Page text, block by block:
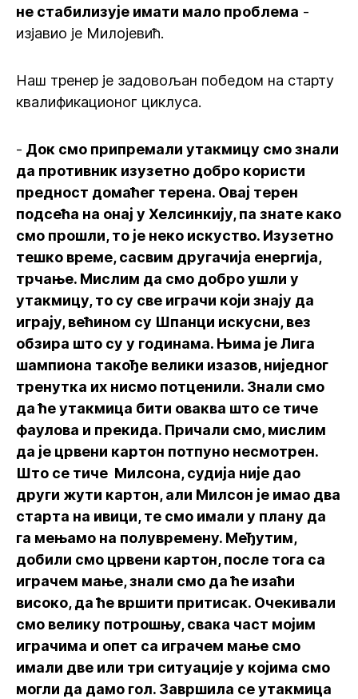
не стабилизује имати мало проблема -
изјавио је Милојевић.
Наш тренер је задовољан победом на старту
квалификационог циклуса.
- Док смо припремали утакмицу смо знали
да противник изузетно добро користи
предност домаћег терена. Овај терен
подсећа на онај у Хелсинкију, па знате како
смо прошли, то је неко искуство. Изузетно
тешко време, сасвим другачија енергија,
трчање. Мислим да смо добро ушли у
утакмицу, то су све играчи који знају да
играју, већином су Шпанци искусни, вез
обзира што су у годинама. Њима је Лига
шампиона такође велики изазов, ниједног
тренутка их нисмо потценили. Знали смо
да ће утакмица бити оваква што се тиче
фаулова и прекида. Причали смо, мислим
да је црвени картон потпуно несмотрен.
Што се тиче Милсона, судија није дао
други жути картон, али Милсон је имао два
старта на ивици, те смо имали у плану да
га мењамо на полувремену. Међутим,
добили смо црвени картон, после тога са
играчем мање, знали смо да ће изаћи
високо, да ће вршити притисак. Очекивали
смо велику потрошњу, свака част мојим
играчима и опет са играчем мање смо
имали две или три ситуације у којима смо
могли да дамо гол. Завршила се утакмица